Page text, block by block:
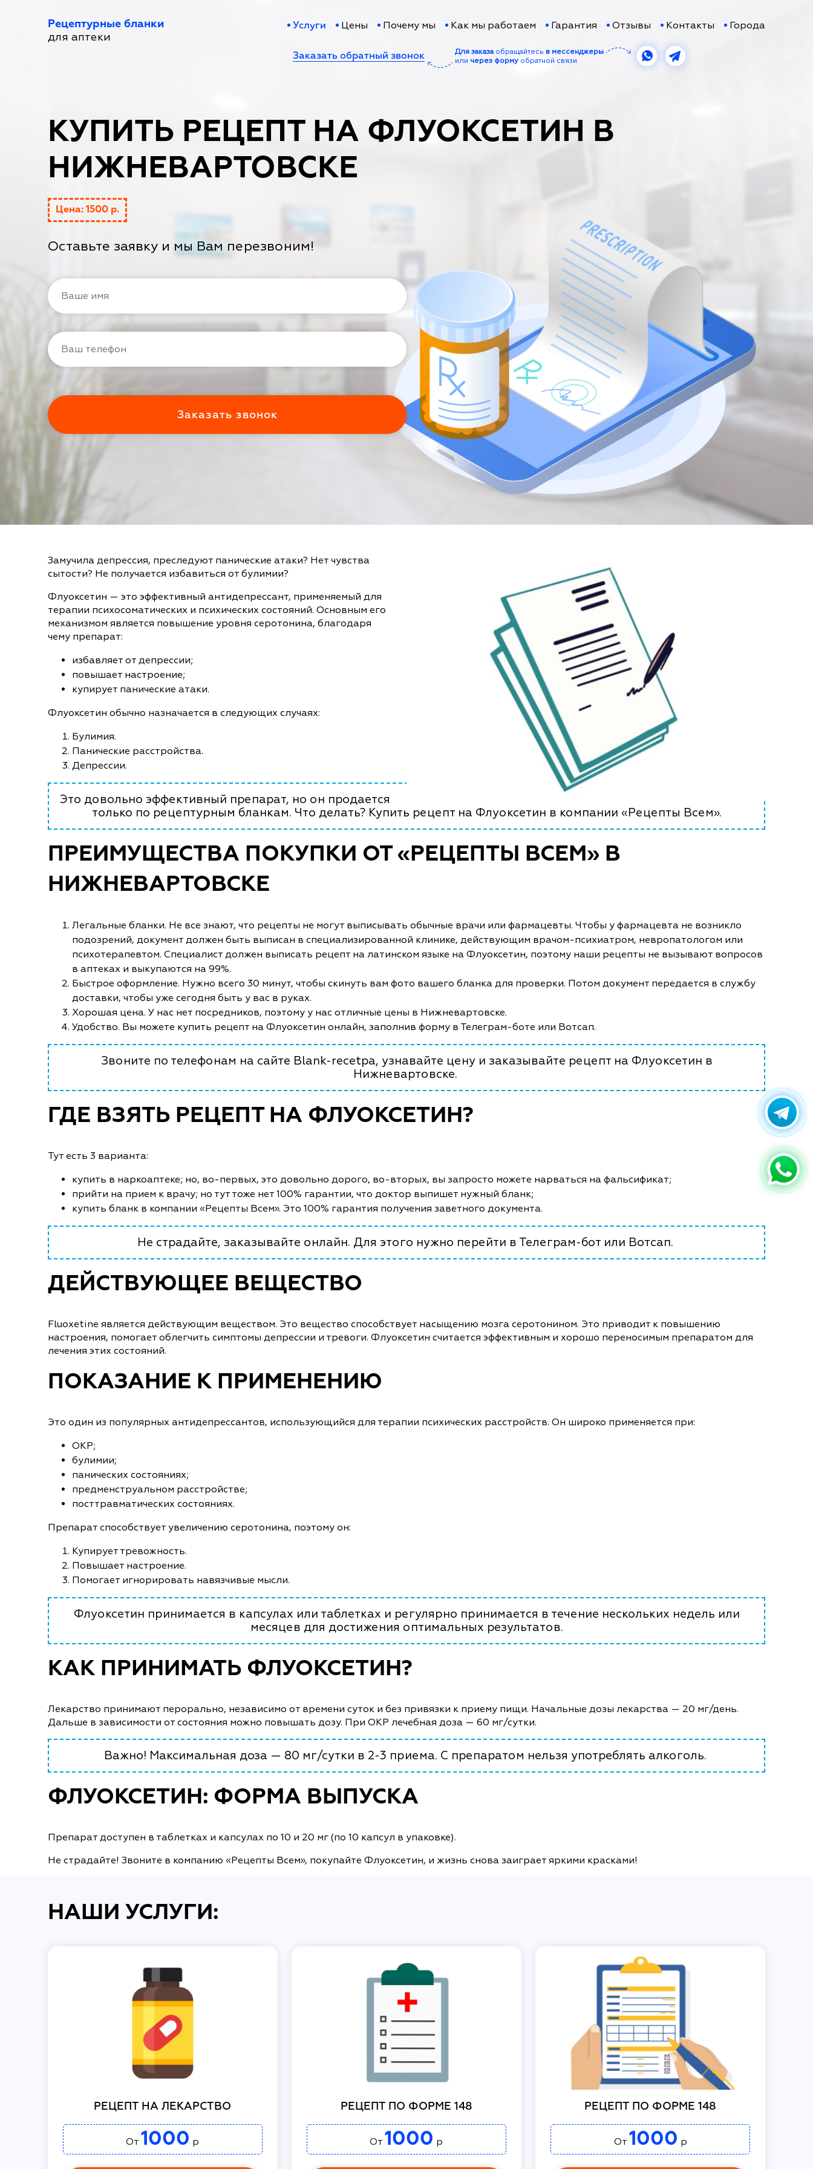
Рецептурные бланки
для аптеки
Услуги Цены Почему мы Как мы работаем Гарантия Отзывы Контакты Города
Заказать обратный звонок Для заказаобращайтесь в мессенджеры
или через форму обратной связи
КУПИТЬ РЕЦЕПТ НА ФЛУОКСЕТИН В
НИЖНЕВАРТОВСКЕ
Цена: 1500 р.
Оставьте заявку и мы Вам перезвоним!
Замучила депрессия, преследуют панические атаки? Нет чувства
сытости? Не получается избавиться от булимии?
Флуоксетин — это эффективный антидепрессант, применяемый для
терапии психосоматических и психических состояний. Основным его
механизмом является повышение уровня серотонина, благодаря
чему препарат:
избавляет от депрессии;
повышает настроение;
купирует панические атаки.
Флуоксетин обычно назначается в следующих случаях:
Булимия.
Панические расстройства.
Депрессии.
Это довольно эффективный препарат, но он продается
только по рецептурным бланкам. Что делать? Купить рецепт на Флуоксетин в компании «Рецепты Всем».
ПРЕИМУЩЕСТВА ПОКУПКИ ОТ «РЕЦЕПТЫ ВСЕМ» В
НИЖНЕВАРТОВСКЕ
Легальные бланки. Не все знают, что рецепты не могут выписывать обычные врачи или фармацевты. Чтобы у фармацевта не возникло
подозрений, документ должен быть выписан в специализированной клинике, действующим врачом-психиатром, невропатологом или
психотерапевтом. Специалист должен выписать рецепт на латинском языке на Флуоксетин, поэтому наши рецепты не вызывают вопросов
в аптеках и выкупаются на 99%.
Быстрое оформление. Нужно всего 30 минут, чтобы скинуть вам фото вашего бланка для проверки. Потом документ передается в службу
доставки, чтобы уже сегодня быть у вас в руках.
Хорошая цена. У нас нет посредников, поэтому у нас отличные цены в Нижневартовске.
Удобство. Вы можете купить рецепт на Флуоксетин онлайн, заполнив форму в Телеграм-боте или Вотсап.
Звоните по телефонам на сайте Blank-recetpa, узнавайте цену и заказывайте рецепт на Флуоксетин в
Нижневартовске.
ГДЕ ВЗЯТЬ РЕЦЕПТ НА ФЛУОКСЕТИН?
Тут есть 3 варианта:
купить в наркоаптеке; но, во-первых, это довольно дорого, во-вторых, вы запросто можете нарваться на фальсификат;
прийти на прием к врачу; но тут тоже нет 100% гарантии, что доктор выпишет нужный бланк;
купить бланк в компании «Рецепты Всем». Это 100% гарантия получения заветного документа.
Не страдайте, заказывайте онлайн. Для этого нужно перейти в Телеграм-бот или Вотсап.
ДЕЙСТВУЮЩЕЕ ВЕЩЕСТВО
Fluoxetine является действующим веществом. Это вещество способствует насыщению мозга серотонином. Это приводит к повышению
настроения, помогает облегчить симптомы депрессии и тревоги. Флуоксетин считается эффективным и хорошо переносимым препаратом для
лечения этих состояний.
ПОКАЗАНИЕ К ПРИМЕНЕНИЮ
Это один из популярных антидепрессантов, использующийся для терапии психических расстройств. Он широко применяется при:
ОКР;
булимии;
панических состояниях;
предменструальном расстройстве;
посттравматических состояниях.
Препарат способствует увеличению серотонина, поэтому он:
Купирует тревожность.
Повышает настроение.
Помогает игнорировать навязчивые мысли.
Флуоксетин принимается в капсулах или таблетках и регулярно принимается в течение нескольких недель или
месяцев для достижения оптимальных результатов.
КАК ПРИНИМАТЬ ФЛУОКСЕТИН?
Лекарство принимают перорально, независимо от времени суток и без привязки к приему пищи. Начальные дозы лекарства — 20 мг/день.
Дальше в зависимости от состояния можно повышать дозу. При ОКР лечебная доза — 60 мг/сутки.
Важно! Максимальная доза — 80 мг/сутки в 2-3 приема. С препаратом нельзя употреблять алкоголь.
ФЛУОКСЕТИН: ФОРМА ВЫПУСКА
Препарат доступен в таблетках и капсулах по 10 и 20 мг (по 10 капсул в упаковке).
Не страдайте! Звоните в компанию «Рецепты Всем», покупайте Флуоксетин, и жизнь снова заиграет яркими красками!
НАШИ УСЛУГИ:
РЕЦЕПТ НА ЛЕКАРСТВО
От 1000 р
РЕЦЕПТ ПО ФОРМЕ 148
От 1000 р
РЕЦЕПТ ПО ФОРМЕ 148
От 1000 р